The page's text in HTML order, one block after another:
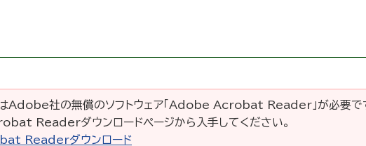
Adobe社の無償のソフトウェア「Adobe Acrobat Reader」が必要で
Readerダウンロードページから入手してください。
Readerダウンロード